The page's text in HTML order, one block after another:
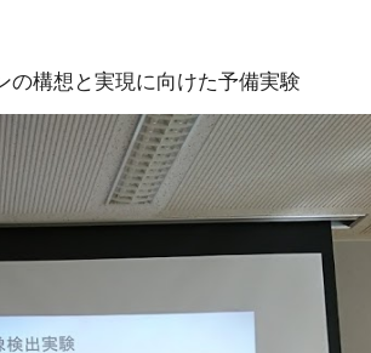
構想と実現に向けた予備実験